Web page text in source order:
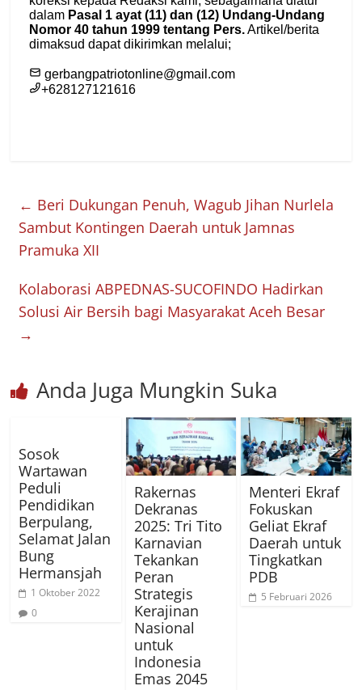
← Beri Dukungan Penuh, Wagub Jihan Nurlela
Sambut Kontingen Daerah untuk Jamnas
Pramuka XII
Kolaborasi ABPEDNAS-SUCOFINDO Hadirkan
Solusi Air Bersih bagi Masyarakat Aceh Besar
→
Anda Juga Mungkin Suka
Sosok
Wartawan
Peduli
Pendidikan
Berpulang,
Selamat Jalan
Bung
Hermansjah
1 Oktober 2022
0
Rakernas
Dekranas
2025: Tri Tito
Karnavian
Tekankan
Peran
Strategis
Kerajinan
Nasional
untuk
Indonesia
Emas 2045
Menteri Ekraf
Fokuskan
Geliat Ekraf
Daerah untuk
Tingkatkan
PDB
5 Februari 2026